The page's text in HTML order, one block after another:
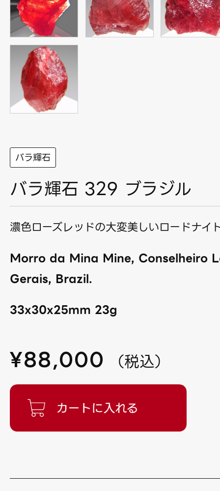
バラ輝石
バラ輝石 329 ブラジル
濃色ローズレッドの大変美しいロードナイ
Morro da Mina Mine, Conselheiro
Gerais, Brazil.
33x30x25mm 23g
¥88,000 （税込）